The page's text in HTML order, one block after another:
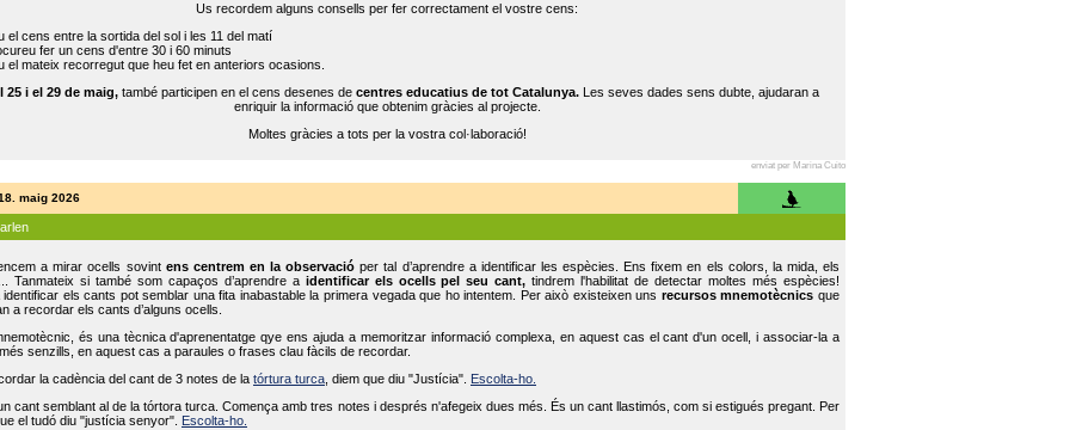
Us recordem alguns consells per fer correctament el vostre cens:
el cens entre la sortida del sol i les 11 del matí
fer un cens d'entre 30 i 60 minuts
el mateix recorregut que heu fet en anteriors ocasions.
25 i el 29 de maig,també participen en el cens desenes de centres educatius de tot Catalunya.Les seves dades sens dubte, ajudaran a
enriquir la informació que obtenim gràcies al projecte.
Moltes gràcies a tots per la vostra col·laboració!
enviat per Marina Cuito
maig 2026
a mirar ocells sovint ens centrem en la observació per tal d’aprendre a identificar les espècies. Ens fixem en els colors, la mida, els
Tanmateix si també som capaços d’aprendre a identificar els ocells pel seu cant, tindrem l'habilitat de detectar moltes més espècies!
els cants pot semblar una fita inabastable la primera vegada que ho intentem. Per això existeixen uns recursos mnemotècnics que
a recordar els cants d’alguns ocells.
és una tècnica d'aprenentatge qye ens ajuda a memoritzar informació complexa, en aquest cas el cant d'un ocell, i associar-la a
senzills, en aquest cas a paraules o frases clau fàcils de recordar.
la cadència del cant de 3 notes de la tórtura turca , diem que diu "Justícia".
Escolta-ho.
cant semblant al de la tórtora turca. Comença amb tres notes i després n'afegeix dues més. És un cant llastimós, com si estigués pregant. Per
el tudó diu "justícia senyor".
Escolta-ho.